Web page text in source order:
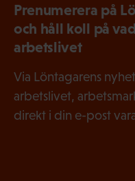
Prenumerera på
och håll koll på
arbetslivet
Via Löntagarens
arbetslivet,
direkt i din e-post